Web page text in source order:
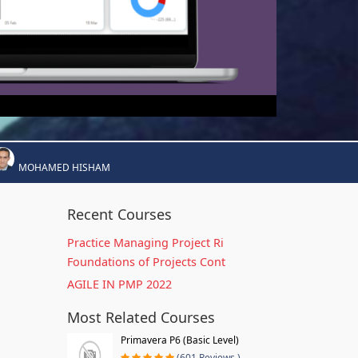
MOHAMED HISHAM
Recent Courses
Practice Managing Project Ri
Foundations of Projects Cont
AGILE IN PMP 2022
Most Related Courses
Primavera P6 (Basic Level)